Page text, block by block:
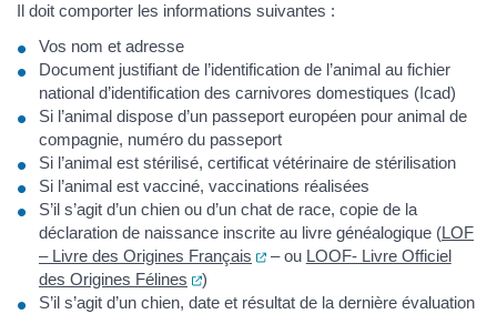
Il doit comporter les informations suivantes :
Vos nom et adresse
Document justifiant de l’identification de l’animal au fichier
national d’identification des carnivores domestiques (Icad)
Si l’animal dispose d’un passeport européen pour animal de
compagnie, numéro du passeport
Si l’animal est stérilisé, certificat vétérinaire de stérilisation
Si l’animal est vacciné, vaccinations réalisées
S’il s’agit d’un chien ou d’un chat de race, copie de la
déclaration de naissance inscrite au livre généalogique (LOF
– Livre des Origines Français
(ouverture dans un nouvel
– ou LOOF- Livre Officiel
des Origines Félines
(ouverture dans un nouvel onglet)
)
S’il s’agit d’un chien, date et résultat de la dernière évaluation